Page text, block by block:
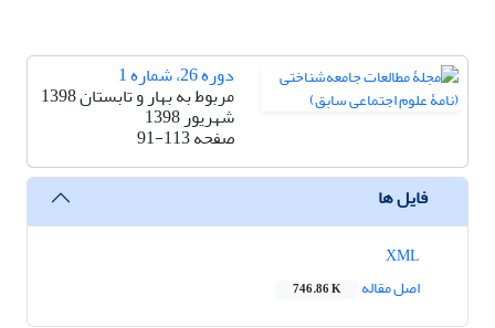
دوره 26، شماره 1
مربوط به بهار و تابستان 1398
شهریور 1398
صفحه91-113
فایل ها
اصل مقاله
746.86 K